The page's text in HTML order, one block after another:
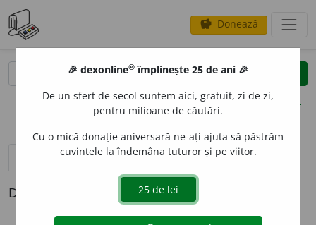
savings Donează
clear
opțiuni
definiții (1) pronunțievolume_up (1)
Definiția cu ID-ul 1050730:
🎉 dexonline® împlinește 25 de ani 🎉
De un sfert de secol suntem aici, gratuit, zi de zi,
pentru milioane de căutări.
Cu o mică donație aniversară ne-ați ajuta să păstrăm
cuvintele la îndemâna tuturor și pe viitor.